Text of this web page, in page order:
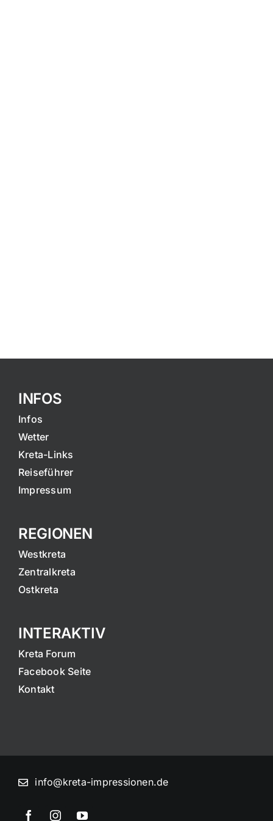
INFOS
Infos
Wetter
Kreta-Links
Reiseführer
Impressum
REGIONEN
Westkreta
Zentralkreta
Ostkreta
INTERAKTIV
Kreta Forum
Facebook Seite
Kontakt
info@kreta-impressionen.de